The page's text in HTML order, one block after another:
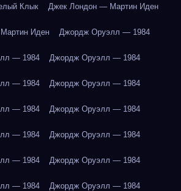
Клык Джек Лондон — Мартин Иден
Иден Джордж Оруэлл — 1984
— 1984 Джордж Оруэлл — 1984
— 1984 Джордж Оруэлл — 1984
— 1984 Джордж Оруэлл — 1984
— 1984 Джордж Оруэлл — 1984
— 1984 Джордж Оруэлл — 1984
— 1984 Джордж Оруэлл — 1984